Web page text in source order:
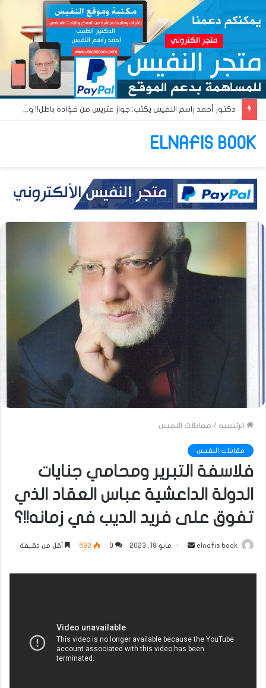
دكتور أحمد راسم النفيس يكتب: جواز عتريس من فؤادة باطل!! وجواز براقش من حُنين فاشل!!
ELNAFIS BOOK
الرئيسية / مقابلات النفيس
مقابلات النفيس
فلاسفة التبرير ومحامي جنايات
الدولة الداعشية عباس العقاد الذي
تفوق على فريد الديب في زمانه!!؟
elnafis book
أرسل
إلكترونيا
مايو 18, 2023 0
692 أقل من دقيقة